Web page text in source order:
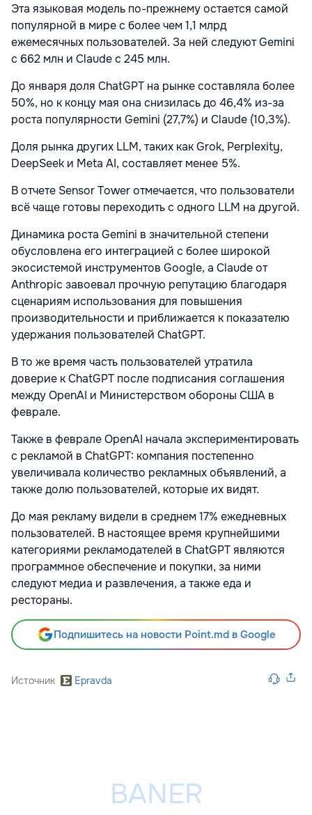
Эта языковая модель по-прежнему остается самой
популярной в мире с более чем 1,1 млрд
ежемесячных пользователей. За ней следуют Gemini
с 662 млн и Claude с 245 млн.
До января доля ChatGPT на рынке составляла более
50%, но к концу мая она снизилась до 46,4% из-за
роста популярности Gemini (27,7%) и Claude (10,3%).
Доля рынка других LLM, таких как Grok, Perplexity,
DeepSeek и Meta AI, составляет менее 5%.
В отчете Sensor Tower отмечается, что пользователи
всё чаще готовы переходить с одного LLM на другой.
Динамика роста Gemini в значительной степени
обусловлена его интеграцией с более широкой
экосистемой инструментов Google, а Claude от
Anthropic завоевал прочную репутацию благодаря
сценариям использования для повышения
производительности и приближается к показателю
удержания пользователей ChatGPT.
В то же время часть пользователей утратила
доверие к ChatGPT после подписания соглашения
между OpenAI и Министерством обороны США в
феврале.
Также в феврале OpenAI начала экспериментировать
с рекламой в ChatGPT: компания постепенно
увеличивала количество рекламных объявлений, а
также долю пользователей, которые их видят.
До мая рекламу видели в среднем 17% ежедневных
пользователей. В настоящее время крупнейшими
категориями рекламодателей в ChatGPT являются
программное обеспечение и покупки, за ними
следуют медиа и развлечения, а также еда и
рестораны.
Подпишитесь на новости Point.md в Google
Источник Epravda